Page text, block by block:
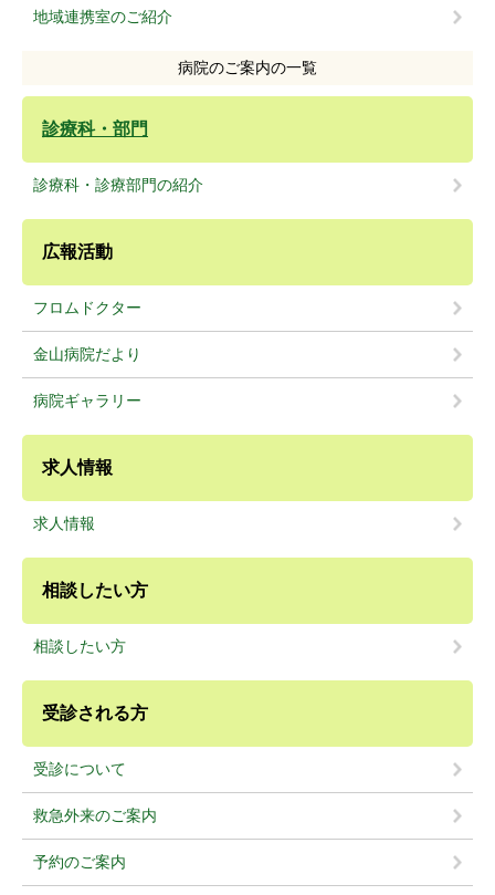
地域連携室のご紹介
病院のご案内の一覧
診療科・部門
診療科・診療部門の紹介
広報活動
フロムドクター
金山病院だより
病院ギャラリー
求人情報
求人情報
相談したい方
相談したい方
受診される方
受診について
救急外来のご案内
予約のご案内